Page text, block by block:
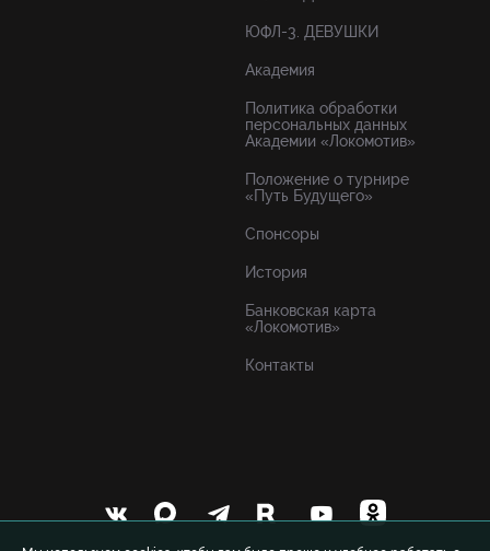
ЮФЛ-3. ДЕВУШКИ
Академия
Политика обработки
персональных данных
Академии «Локомотив»
Положение о турнире
«Путь Будущего»
Спонсоры
История
Банковская карта
«Локомотив»
Контакты